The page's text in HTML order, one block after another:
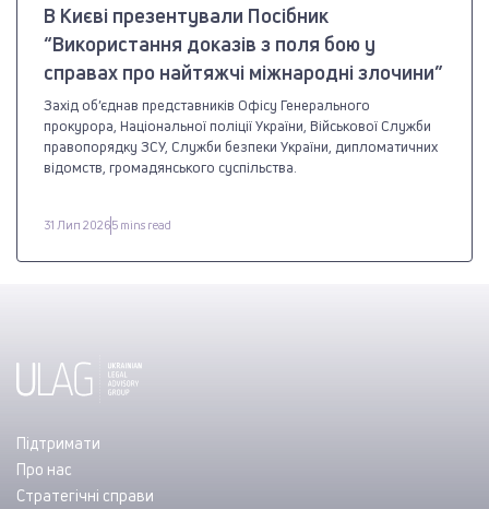
В Києві презентували Посібник
“Використання доказів з поля бою у
справах про найтяжчі міжнародні злочини”
Захід об’єднав представників Офісу Генерального
прокурора, Національної поліції України, Військової Служби
правопорядку ЗСУ, Служби безпеки України, дипломатичних
відомств, громадянського суспільства.
31 Лип 20265 mins read
Підтримати
Про нас
Стратегічні справи